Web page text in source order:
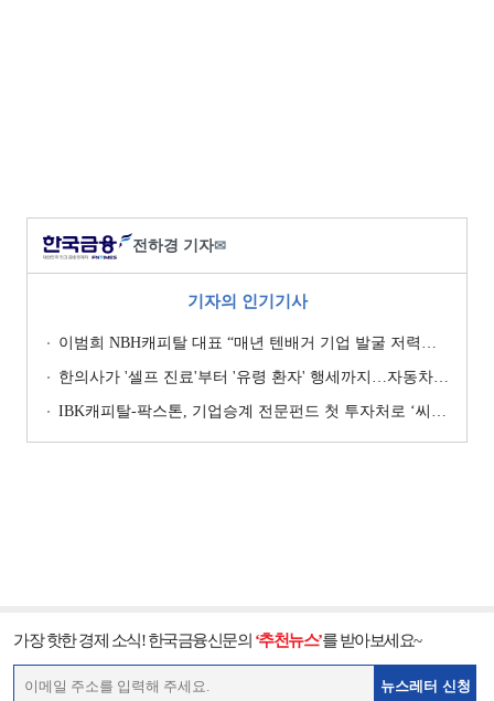
전하경 기자✉
기자의 인기기사
이범희 NBH캐피탈 대표 “매년 텐배거 기업 발굴 저력…올해 ROE 20% 목표”
한의사가 '셀프 진료'부터 '유령 환자' 행세까지…자동차보험 악용 심각 [경상환자 8주룰 도입 초읽기]
IBK캐피탈-팍스톤, 기업승계 전문펀드 첫 투자처로 ‘씨엠디기술단’ 낙점 [캐피탈사 돋보기]
가장 핫한 경제 소식! 한국금융신문의 ‘추천뉴스’를 받아보세요~
뉴스레터 신청